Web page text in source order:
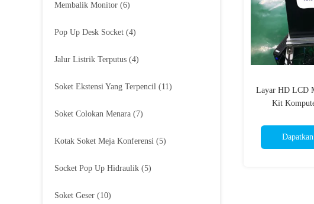
Membalik Monitor (6)
Pop Up Desk Socket (4)
Jalur Listrik Terputus (4)
Soket Ekstensi Yang Terpencil (11)
Soket Colokan Menara (7)
Kotak Soket Meja Konferensi (5)
Socket Pop Up Hidraulik (5)
Soket Geser (10)
Layar HD LCD
Kit